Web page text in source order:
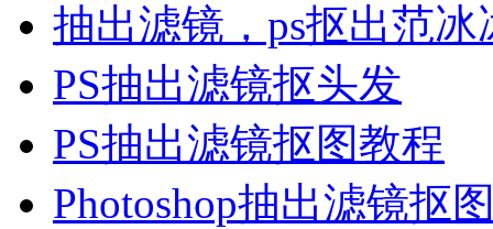
抽出滤镜，ps抠出范
PS抽出滤镜抠头发
PS抽出滤镜抠图教程
Photoshop抽出滤镜抠